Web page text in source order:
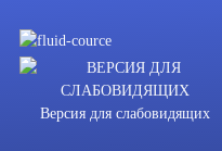
Версия для слабовидящих